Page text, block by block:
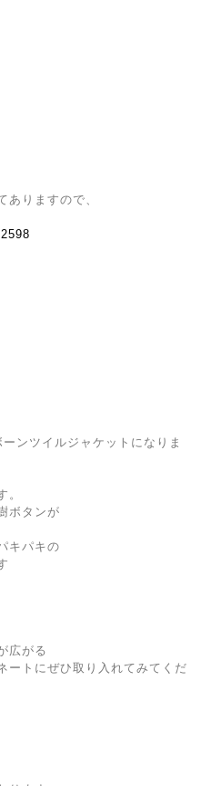
りますので、
ンツイルジャケットになりま
。
ボタンが
キパキの
広がる
ートにぜひ取り入れてみてくだ